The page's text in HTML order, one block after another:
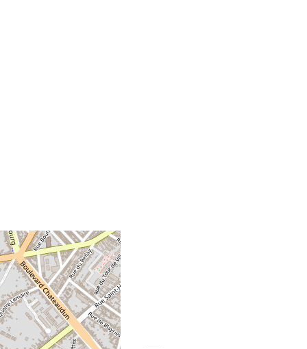
+-
©OpenStreetMap